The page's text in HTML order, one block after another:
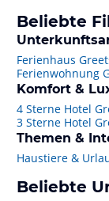
Beliebte
Ferienhaus
Ferienwohnung
Komfort &
4 Sterne Hotel
3 Sterne Hotel
Themen &
Haustiere &
Beliebte